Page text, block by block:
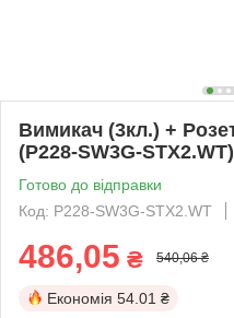
Вимикач (3кл.) +
(P228-SW3G-STX2.WT)
Готово до відправки
Код: P228-SW3G-STX2.WT
486,05 ₴ 540,06 ₴
Економія 54.01 ₴